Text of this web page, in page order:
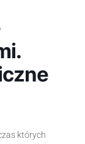
których